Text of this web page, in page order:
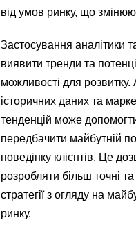
від умов ринку, що
Застосування аналітики
виявити тренди та
можливості для розвитку.
історичних даних та
тенденцій може
передбачити майбутній
поведінку клієнтів. Це
розробляти більш точні
стратегії з огляду на
ринку.